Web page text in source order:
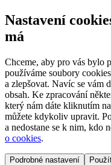
Nastavení
má
Chceme, aby pro vás bylo
používáme soubory
a zlepšovat. Navíc se vám
obsah. Ke zpracování
který nám dáte kliknutím
můžete kdykoliv upravit.
a nedostane se k nim, kdo
o cookies.
Podrobné nastavení